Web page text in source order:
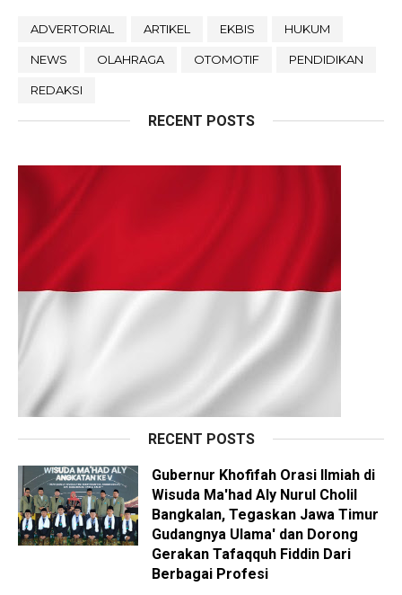
ADVERTORIAL ARTIKEL EKBIS HUKUM
NEWS OLAHRAGA OTOMOTIF PENDIDIKAN
REDAKSI
RECENT POSTS
RECENT POSTS
Gubernur Khofifah Orasi Ilmiah di
Wisuda Ma'had Aly Nurul Cholil
Bangkalan, Tegaskan Jawa Timur
Gudangnya Ulama' dan Dorong
Gerakan Tafaqquh Fiddin Dari
Berbagai Profesi